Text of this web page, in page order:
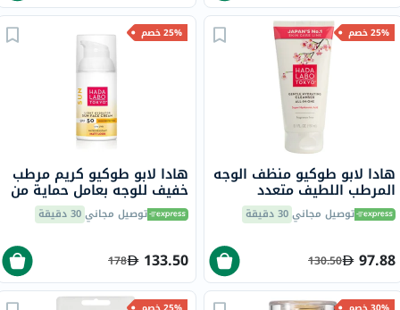
25% خصم
هادا لابو طوكيو منظف الوجه
المرطب اللطيف متعدد
الاستخدامات 150 مل
توصيل مجاني30 دقيقة
97.88
130.50
25% خصم
هادا لابو طوكيو كريم مرطب
خفيف للوجه بعامل حماية من
الشمس 50 ومظهر غير لامع
50 مل توصيل مجاني30 دقيقة
133.50
178